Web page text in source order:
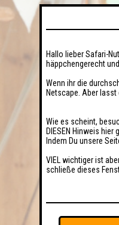
Hallo lieber Safari-
häppchengerecht
Wenn ihr die
Netscape. Aber lasst
Wie es scheint,
DIESEN Hinweis
Indem Du unsere
VIEL wichtiger ist
schließe dieses